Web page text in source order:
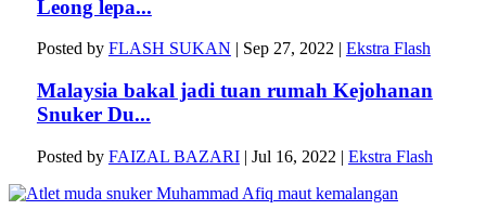
Leong lepa...
Posted by FLASH SUKAN | Sep 27, 2022| Ekstra Flash
Malaysia bakal jadi tuan rumah Kejohanan
Snuker Du...
Posted by FAIZAL BAZARI| Jul 16, 2022 | Ekstra Flash